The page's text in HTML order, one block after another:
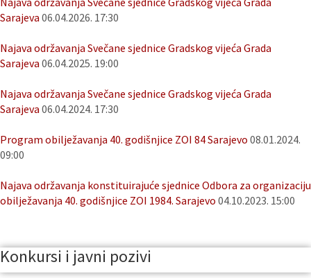
Sarajeva 06.04.2026. 17:30
Najava održavanja Svečane sjednice Gradskog vijeća Grada
Sarajeva 06.04.2025. 19:00
Najava održavanja Svečane sjednice Gradskog vijeća Grada
Sarajeva 06.04.2024. 17:30
Program obilježavanja 40. godišnjice ZOI 84 Sarajevo 08.01.2024.
09:00
Najava održavanja konstituirajuće sjednice Odbora za organizaciju
obilježavanja 40. godišnjice ZOI 1984. Sarajevo 04.10.2023. 15:00
Konkursi i javni pozivi